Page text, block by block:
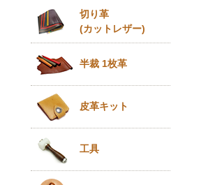
切り革
(カットレザー)
半裁 1枚革
皮革キット
工具